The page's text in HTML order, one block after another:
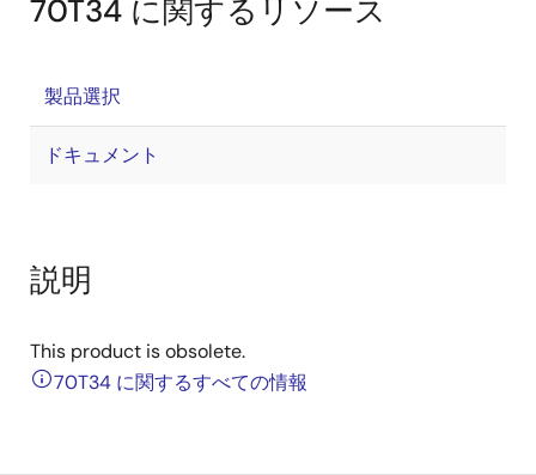
70T34 に関するリソース
製品選択
ドキュメント
説明
This product is obsolete.
70T34 に関するすべての情報